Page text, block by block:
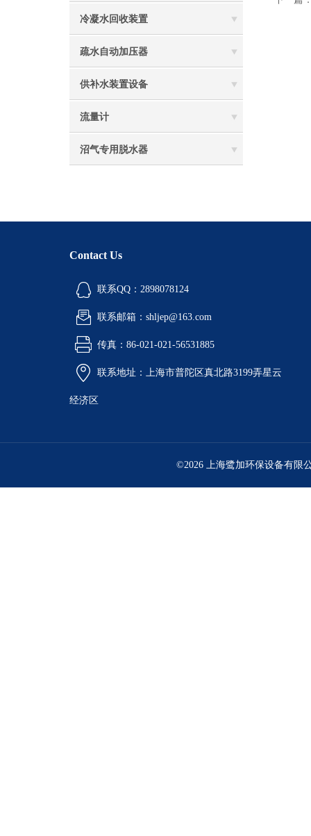
冷凝水回收装置
疏水自动加压器
供补水装置设备
流量计
沼气专用脱水器
Contact Us
联系QQ：2898078124
联系邮箱：shljep@163.com
传真：86-021-021-56531885
联系地址：上海市普陀区真北路3199弄星云
经济区
©2026 上海鹭加环保设备有限